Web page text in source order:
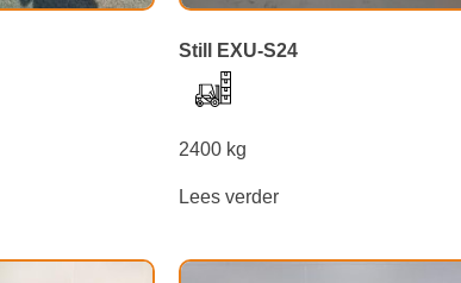
Still EXU-S24
2400 kg
Lees verder